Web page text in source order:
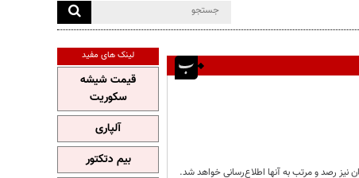
لینک های مفید
قیمت شیشه
سکوریت
آلپاری
بیم دتکتور